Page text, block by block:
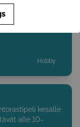
Luova lava -
Hobby
kesälle
alle 10-